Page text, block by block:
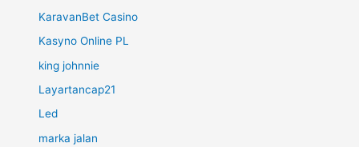
KaravanBet Casino
Kasyno Online PL
king johnnie
Layartancap21
Led
marka jalan